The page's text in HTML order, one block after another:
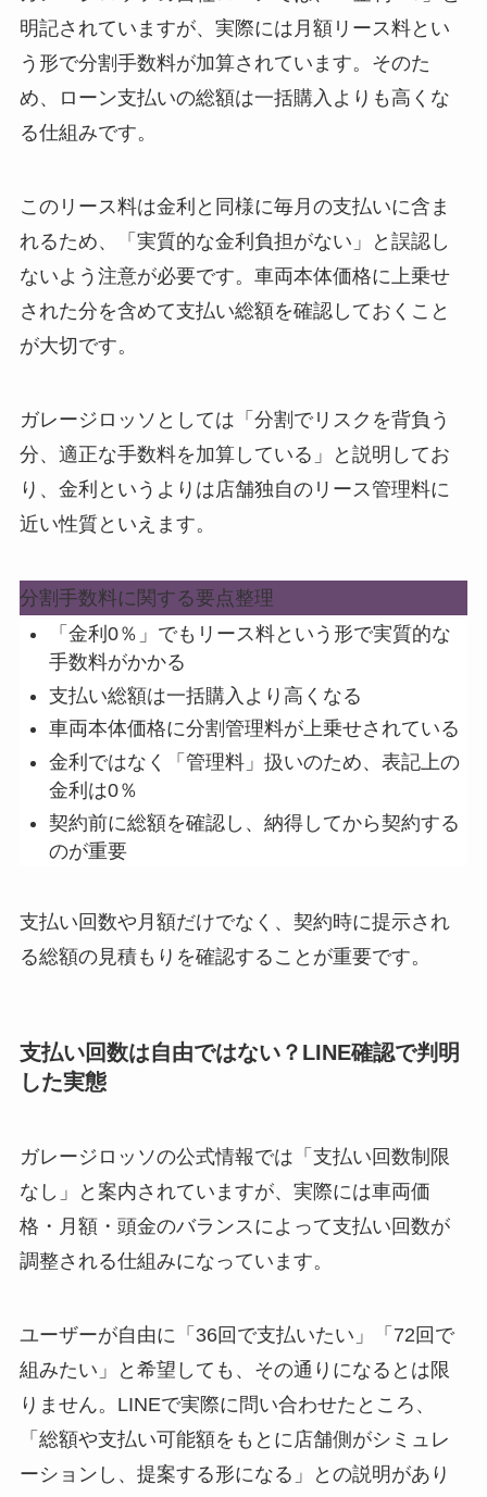
明記されていますが、実際には月額リース料とい
う形で分割手数料が加算されています。そのた
め、ローン支払いの総額は一括購入よりも高くな
る仕組みです。
このリース料は金利と同様に毎月の支払いに含ま
れるため、「実質的な金利負担がない」と誤認し
ないよう注意が必要です。車両本体価格に上乗せ
された分を含めて支払い総額を確認しておくこと
が大切です。
ガレージロッソとしては「分割でリスクを背負う
分、適正な手数料を加算している」と説明してお
り、金利というよりは店舗独自のリース管理料に
近い性質といえます。
分割手数料に関する要点整理
「金利0％」でもリース料という形で実質的な
手数料がかかる
支払い総額は一括購入より高くなる
車両本体価格に分割管理料が上乗せされている
金利ではなく「管理料」扱いのため、表記上の
金利は0％
契約前に総額を確認し、納得してから契約する
のが重要
支払い回数や月額だけでなく、契約時に提示され
る総額の見積もりを確認することが重要です。
支払い回数は自由ではない？LINE確認で判明
した実態
ガレージロッソの公式情報では「支払い回数制限
なし」と案内されていますが、実際には車両価
格・月額・頭金のバランスによって支払い回数が
調整される仕組みになっています。
ユーザーが自由に「36回で支払いたい」「72回で
組みたい」と希望しても、その通りになるとは限
りません。LINEで実際に問い合わせたところ、
「総額や支払い可能額をもとに店舗側がシミュレ
ーションし、提案する形になる」との説明があり